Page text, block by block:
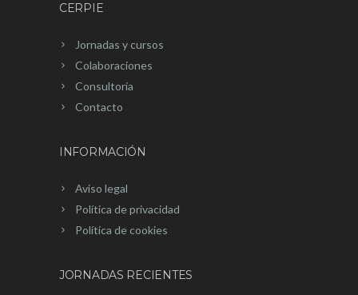
CERPIE
Jornadas y cursos
Colaboraciones
Consultoría
Contacto
INFORMACIÓN
Aviso legal
Política de privacidad
Política de cookies
JORNADAS RECIENTES